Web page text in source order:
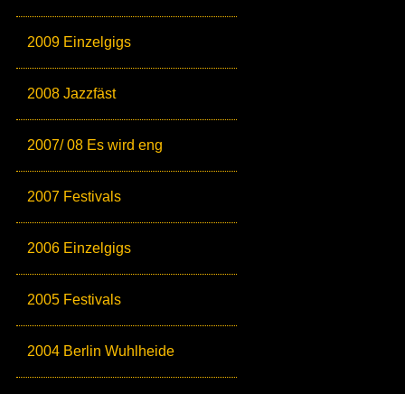
2009 Einzelgigs
2008 Jazzfäst
2007/ 08 Es wird eng
2007 Festivals
2006 Einzelgigs
2005 Festivals
2004 Berlin Wuhlheide